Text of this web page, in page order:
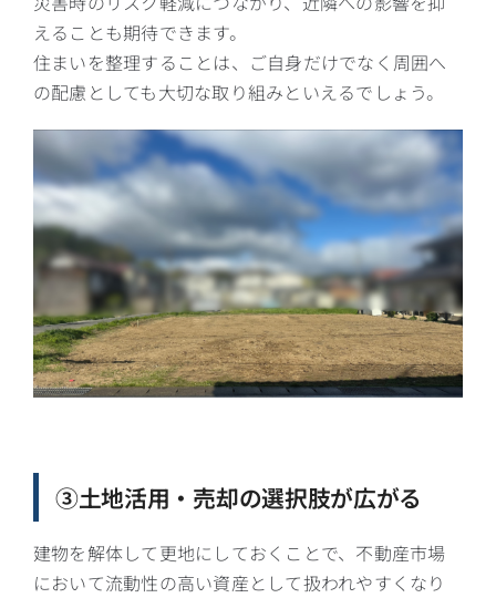
えることも期待できます。
住まいを整理することは、ご自身だけでなく周囲へ
の配慮としても大切な取り組みといえるでしょう。
③土地活用・売却の選択肢が広がる
建物を解体して更地にしておくことで、不動産市場
において流動性の高い資産として扱われやすくなり